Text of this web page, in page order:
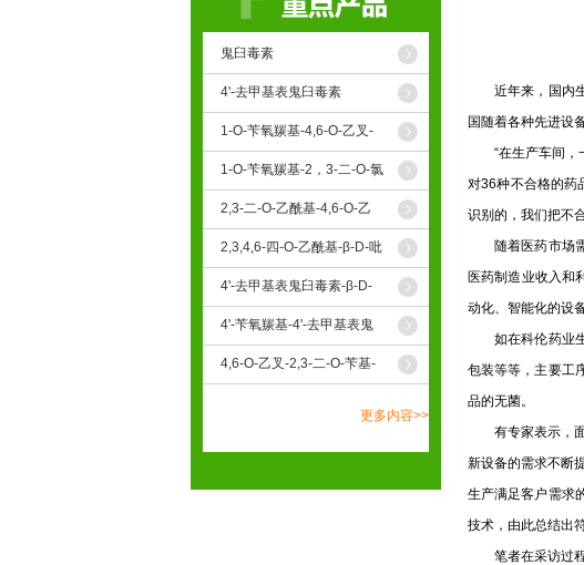
鬼臼毒素
4'-去甲基表鬼臼毒素
1-O-苄氧羰基-4,6-O-乙叉-
β-D-吡喃葡萄糖
1-O-苄氧羰基-2，3-二-O-氯
乙酰基-4,6-O-乙叉-β-D- 吡
喃葡萄糖
2,3-二-O-乙酰基-4,6-O-乙
叉-β-D-吡喃葡萄糖
2,3,4,6-四-O-乙酰基-β-D-吡
喃葡萄糖
4'-去甲基表鬼臼毒素-β-D-
葡萄糖苷
4'-苄氧羰基-4'-去甲基表鬼
臼毒素
4,6-O-乙叉-2,3-二-O-苄基-
D-吡喃葡萄糖
更多内容>>
近年来，国内生
国随着各种先进设
“在生产车间，一
对36种不合格的药
识别的，我们把不
随着医药市场需
医药制造业收入和
动化、智能化的设
如在科伦药业生
包装等等，主要工
品的无菌。
有专家表示，面
新设备的需求不断
生产满足客户需求
技术，由此总结出
笔者在采访过程